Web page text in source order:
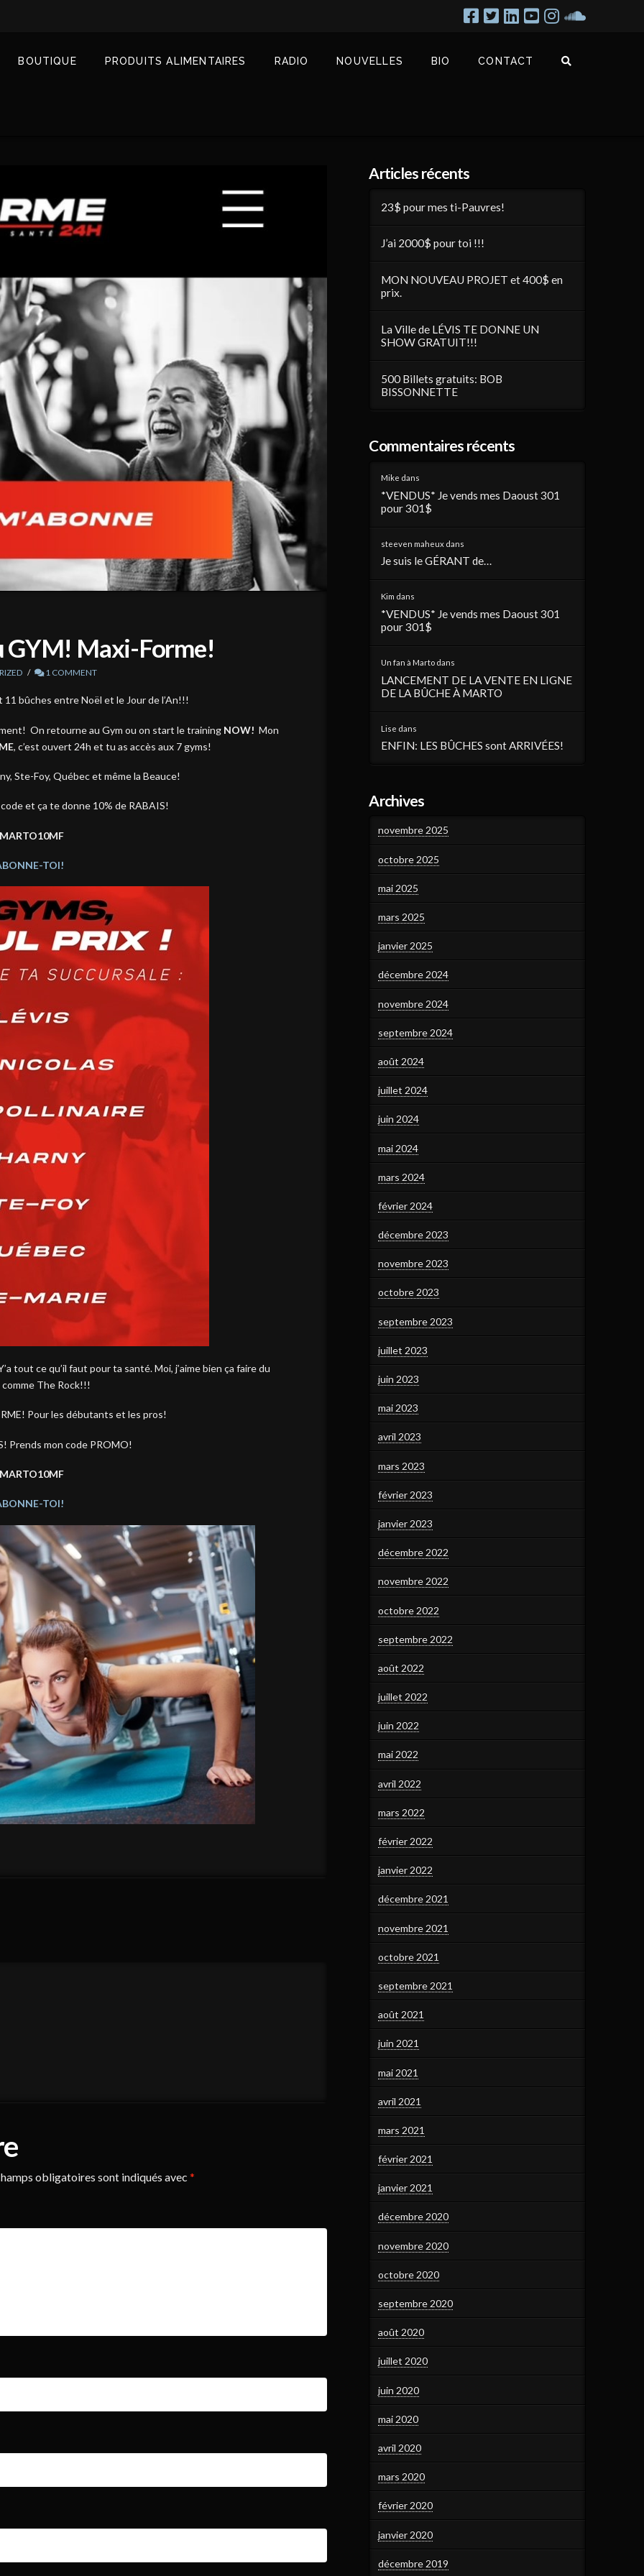
BOUTIQUE PRODUITS ALIMENTAIRES RADIO NOUVELLES BIO CONTACT
GYM! Maxi-Forme!
1 COMMENT
bûches entre Noël et le Jour de l’An!!!
On retourne au Gym ou on start le training NOW! Mon
, c’est ouvert 24h et tu as accès aux 7 gyms!
Ste-Foy, Québec et même la Beauce!
et ça te donne 10% de RABAIS!
TOI!
tout ce qu’il faut pour ta santé. Moi, j’aime bien ça faire du
The Rock!!!
Pour les débutants et les pros!
Prends mon code PROMO!
TOI!
obligatoires sont indiqués avec *
Articles récents
23$ pour mes ti-Pauvres!
J’ai 2000$ pour toi !!!
MON NOUVEAU PROJET et 400$ en
prix.
La Ville de LÉVIS TE DONNE UN
SHOW GRATUIT!!!
500 Billets gratuits: BOB
BISSONNETTE
Commentaires récents
Mike dans
*VENDUS* Je vends mes Daoust 301
pour 301$
steeven maheux dans
Je suis le GÉRANT de…
Kim dans
*VENDUS* Je vends mes Daoust 301
pour 301$
Un fan à Marto dans
LANCEMENT DE LA VENTE EN LIGNE
DE LA BÛCHE À MARTO
Lise dans
ENFIN: LES BÛCHES sont ARRIVÉES!
Archives
novembre 2025
octobre 2025
mai 2025
mars 2025
janvier 2025
décembre 2024
novembre 2024
septembre 2024
août 2024
juillet 2024
juin 2024
mai 2024
mars 2024
février 2024
décembre 2023
novembre 2023
octobre 2023
septembre 2023
juillet 2023
juin 2023
mai 2023
avril 2023
mars 2023
février 2023
janvier 2023
décembre 2022
novembre 2022
octobre 2022
septembre 2022
août 2022
juillet 2022
juin 2022
mai 2022
avril 2022
mars 2022
février 2022
janvier 2022
décembre 2021
novembre 2021
octobre 2021
septembre 2021
août 2021
juin 2021
mai 2021
avril 2021
mars 2021
février 2021
janvier 2021
décembre 2020
novembre 2020
octobre 2020
septembre 2020
août 2020
juillet 2020
juin 2020
mai 2020
avril 2020
mars 2020
février 2020
janvier 2020
décembre 2019